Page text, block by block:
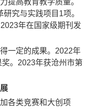
提高教育教学质量。
究与实践项目1项。
年在国家级期刊发
一定的成果。2022年
。2023年获沧州市第
各类竞赛和大创项